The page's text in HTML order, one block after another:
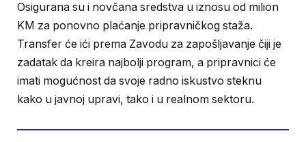
Osigurana su i novčana sredstva u iznosu od milion
KM za ponovno plaćanje pripravničkog staža.
Transfer će ići prema Zavodu za zapošljavanje čiji je
zadatak da kreira najbolji program, a pripravnici će
imati mogućnost da svoje radno iskustvo steknu
kako u javnoj upravi, tako i u realnom sektoru.